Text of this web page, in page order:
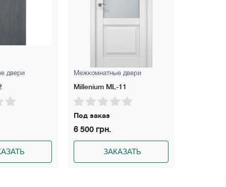
Межкомнатные двери
Millenium ML-11
Под заказ
6 500 грн.
ЗАКАЗАТЬ